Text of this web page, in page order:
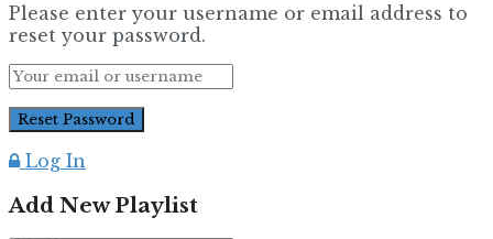
Please enter your username or email address to
reset your password.
Log In
Add New Playlist